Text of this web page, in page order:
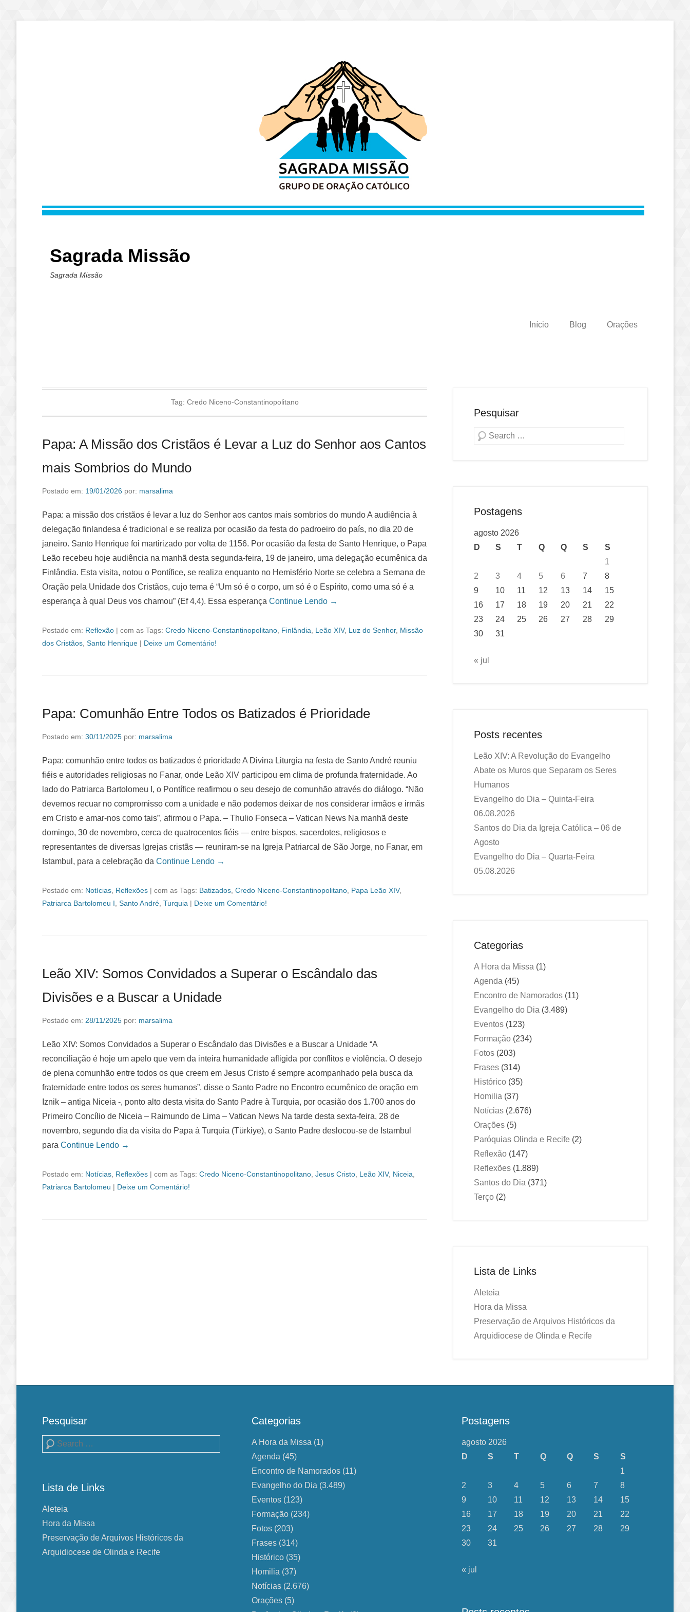
Sagrada Missão
Sagrada Missão
Início Blog Orações
Tag: Credo Niceno-Constantinopolitano
Papa: A Missão dos Cristãos é Levar a Luz do Senhor aos Cantos
mais Sombrios do Mundo
Postado em: 19/01/2026 por: marsalima
Papa: a missão dos cristãos é levar a luz do Senhor aos cantos mais sombrios do mundo A audiência à
delegação finlandesa é tradicional e se realiza por ocasião da festa do padroeiro do país, no dia 20 de
janeiro. Santo Henrique foi martirizado por volta de 1156. Por ocasião da festa de Santo Henrique, o Papa
Leão recebeu hoje audiência na manhã desta segunda-feira, 19 de janeiro, uma delegação ecumênica da
Finlândia. Esta visita, notou o Pontífice, se realiza enquanto no Hemisfério Norte se celebra a Semana de
Oração pela Unidade dos Cristãos, cujo tema é “Um só é o corpo, um só é o Espírito, como uma só é a
esperança à qual Deus vos chamou” (Ef 4,4). Essa esperança Continue Lendo →
Postado em: Reflexão | com as Tags: Credo Niceno-Constantinopolitano Finlândia Leão XIV, Luz do Senhor, Missão
dos Cristãos Santo Henrique | Deixe um Comentário!
Papa: Comunhão Entre Todos os Batizados é Prioridade
Postado em: 30/11/2025 por: marsalima
Papa: comunhão entre todos os batizados é prioridade A Divina Liturgia na festa de Santo André reuniu
fiéis e autoridades religiosas no Fanar, onde Leão XIV participou em clima de profunda fraternidade. Ao
lado do Patriarca Bartolomeu I, o Pontífice reafirmou o seu desejo de comunhão através do diálogo. “Não
devemos recuar no compromisso com a unidade e não podemos deixar de nos considerar irmãos e irmãs
em Cristo e amar-nos como tais”, afirmou o Papa. – Thulio Fonseca – Vatican News Na manhã deste
domingo, 30 de novembro, cerca de quatrocentos fiéis — entre bispos, sacerdotes, religiosos e
representantes de diversas Igrejas cristãs — reuniram-se na Igreja Patriarcal de São Jorge, no Fanar, em
Istambul, para a celebração da Continue Lendo →
Postado em: Notícias Reflexões | com as Tags: Batizados Credo Niceno-Constantinopolitano Papa Leão XIV,
Patriarca Bartolomeu I Santo André Turquia | Deixe um Comentário!
Leão XIV: Somos Convidados a Superar o Escândalo das
Divisões e a Buscar a Unidade
Postado em: 28/11/2025 por: marsalima
Leão XIV: Somos Convidados a Superar o Escândalo das Divisões e a Buscar a Unidade “A
reconciliação é hoje um apelo que vem da inteira humanidade afligida por conflitos e violência. O desejo
de plena comunhão entre todos os que creem em Jesus Cristo é sempre acompanhado pela busca da
fraternidade entre todos os seres humanos”, disse o Santo Padre no Encontro ecumênico de oração em
Iznik – antiga Niceia -, ponto alto desta visita do Santo Padre à Turquia, por ocasião dos 1.700 anos do
Primeiro Concílio de Niceia – Raimundo de Lima – Vatican News Na tarde desta sexta-feira, 28 de
novembro, segundo dia da visita do Papa à Turquia (Türkiye), o Santo Padre deslocou-se de Istambul
para Continue Lendo →
Postado em: Notícias Reflexões | com as Tags: Credo Niceno-Constantinopolitano Jesus Cristo Leão XIV, Niceia
Patriarca Bartolomeu | Deixe um Comentário!
Pesquisar
Pesquisa
Postagens
agosto 2026
D
S T Q Q S
S
1
2
3 4 5 6 7
8
9
10 11 12 13 14
15
16
17 18 19 20 21
22
23
24 25 26 27 28
29
30
31
« jul
Posts recentes
Leão XIV: A Revolução do Evangelho
Abate os Muros que Separam os Seres
Humanos
Evangelho do Dia – Quinta-Feira
06.08.2026
Santos do Dia da Igreja Católica – 06 de
Agosto
Evangelho do Dia – Quarta-Feira
05.08.2026
Categorias
A Hora da Missa (1)
Agenda (45)
Encontro de Namorados (11)
Evangelho do Dia (3.489)
Eventos (123)
Formação (234)
Fotos (203)
Frases (314)
Histórico (35)
Homilia (37)
Notícias (2.676)
Orações (5)
Paróquias Olinda e Recife (2)
Reflexão (147)
Reflexões (1.889)
Santos do Dia (371)
Terço (2)
Lista de Links
Aleteia
Hora da Missa
Preservação de Arquivos Históricos da
Arquidiocese de Olinda e Recife
Pesquisar
Pesquisa
Lista de Links
Aleteia
Hora da Missa
Preservação de Arquivos Históricos da
Arquidiocese de Olinda e Recife
Categorias
A Hora da Missa (1)
Agenda (45)
Encontro de Namorados (11)
Evangelho do Dia (3.489)
Eventos (123)
Formação (234)
Fotos (203)
Frases (314)
Histórico (35)
Homilia (37)
Notícias (2.676)
Orações (5)
Postagens
agosto 2026
D
S T Q Q S
S
1
2
3 4 5 6 7
8
9
10 11 12 13 14
15
16
17 18 19 20 21
22
23
24 25 26 27 28
29
30
31
« jul